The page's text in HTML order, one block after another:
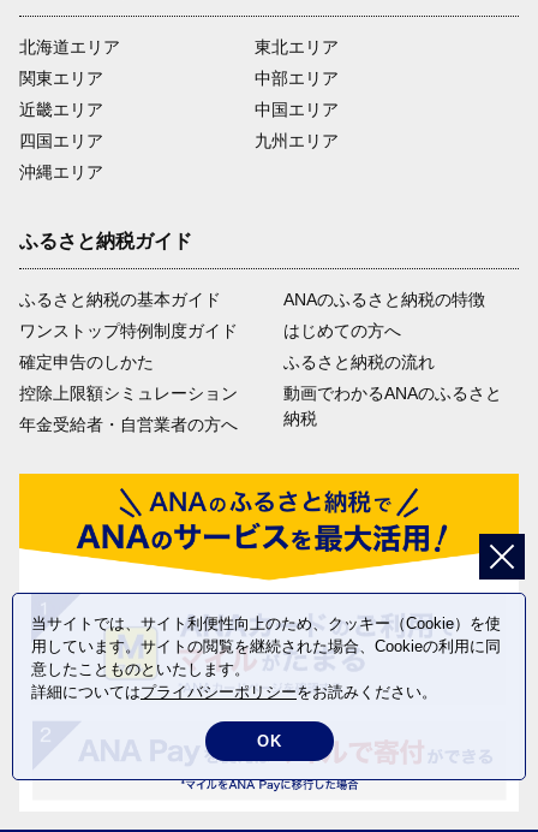
北海道エリア
関東エリア
近畿エリア
四国エリア
沖縄エリア
東北エリア
中部エリア
中国エリア
九州エリア
ふるさと納税ガイド
ふるさと納税の基本ガイド
ワンストップ特例制度ガイド
確定申告のしかた
控除上限額シミュレーション
年金受給者・自営業者の方へ
ANAのふるさと納税の特徴
はじめての方へ
ふるさと納税の流れ
動画でわかるANAのふるさと
納税
当サイトでは、サイト利便性向上のため、クッキー（Cookie）を使
用しています。サイトの閲覧を継続された場合、Cookieの利用に同
意したことものといたします。
詳細についてはプライバシーポリシーをお読みください。
OK